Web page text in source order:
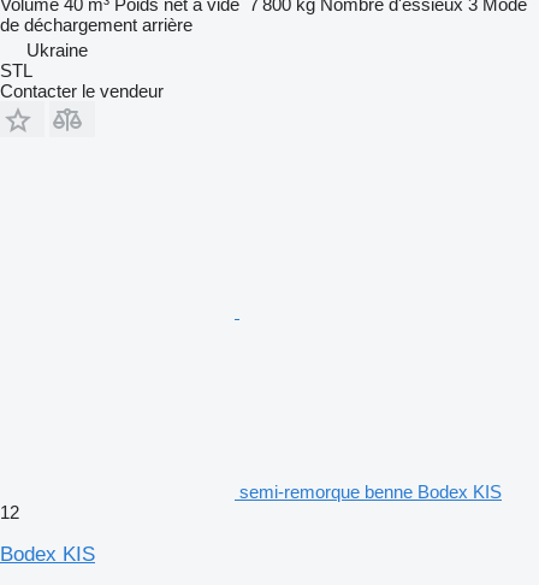
de déchargement arrière
Ukraine
STL
Contacter le vendeur
semi-remorque benne Bodex KIS
12
Bodex KIS